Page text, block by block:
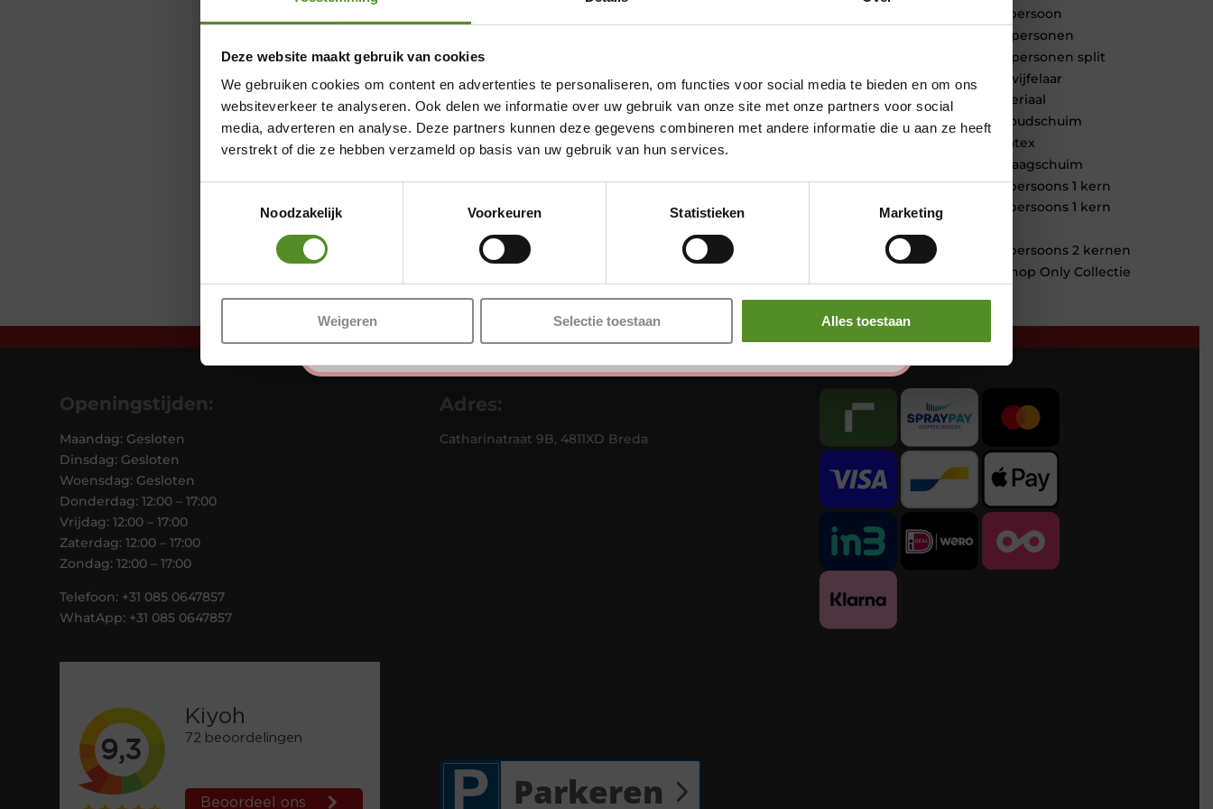
Deze website maakt gebruik van cookies
We gebruiken cookies om content en advertenties te personaliseren, om functies voor social media te bieden en om ons
websiteverkeer te analyseren. Ook delen we informatie over uw gebruik van onze site met onze partners voor social
media, adverteren en analyse. Deze partners kunnen deze gegevens combineren met andere informatie die u aan ze heeft
verstrekt of die ze hebben verzameld op basis van uw gebruik van hun services.
Noodzakelijk
Voorkeuren Statistieken Marketing
Weigeren Selectie toestaan Alles toestaan
1 persoon
2 personen
2 personen split
Twijfelaar
Materiaal
Koudschuim
Latex
Traagschuim
Tweepersoons 1 kern
Tweepersoons 1 kern
Tweepersoons 2 kernen
Webshop Only Collectie
Openingstijden:
Maandag: Gesloten
Dinsdag: Gesloten
Woensdag: Gesloten
Donderdag: 12:00 – 17:00
Vrijdag: 12:00 – 17:00
Zaterdag: 12:00 – 17:00
Zondag: 12:00 – 17:00
Telefoon: +31 085 0647857
WhatApp: +31 085 0647857
Adres:
Catharinatraat 9B, 4811XD Breda
Parkeren
Donderdag 12:00 – 17:00
Vrijdag 12:00 – 17:00
Zaterdag 12:00 – 17:00
Zondag 12:00 – 17:00